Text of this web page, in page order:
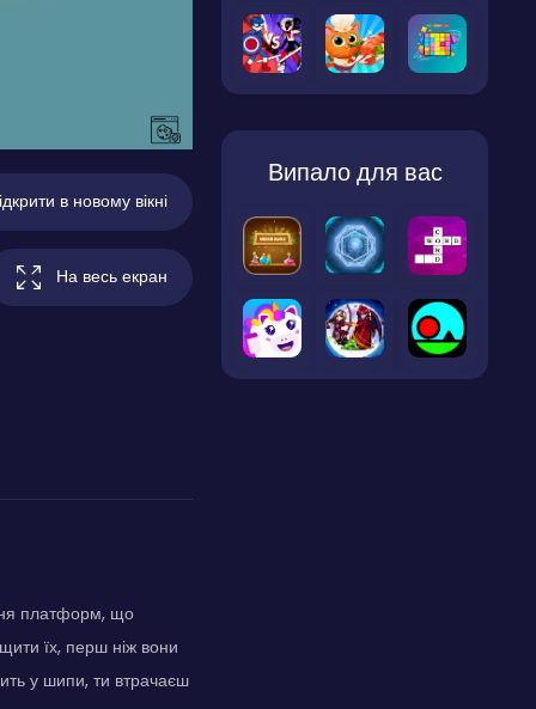
в новому вікні
На весь екран
платформ, що
їх, перш ніж вони
у шипи, ти втрачаєш
Випало для вас